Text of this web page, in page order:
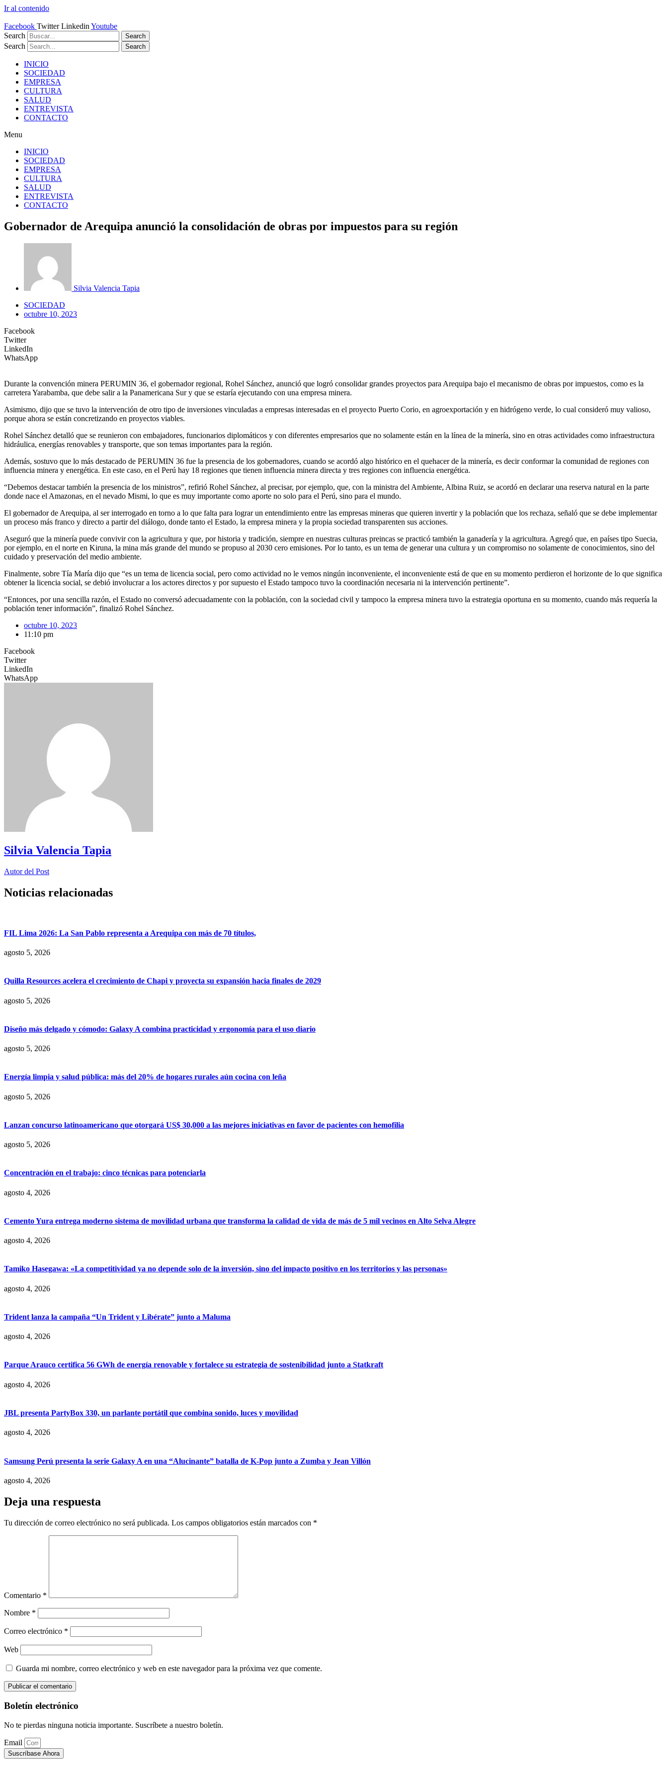
Ir al contenido
Facebook Twitter Linkedin Youtube
Search
Search
Search Search
INICIO
SOCIEDAD
EMPRESA
CULTURA
SALUD
ENTREVISTA
CONTACTO
Menu
INICIO
SOCIEDAD
EMPRESA
CULTURA
SALUD
ENTREVISTA
CONTACTO
Gobernador de Arequipa anunció la consolidación de obras por impuestos para su región
Silvia Valencia Tapia
SOCIEDAD
octubre 10, 2023
Facebook
Twitter
LinkedIn
WhatsApp
Durante la convención minera PERUMIN 36, el gobernador regional, Rohel Sánchez, anunció que logró consolidar grandes proyectos para Arequipa bajo el mecanismo de obras por impuestos, como es la
carretera Yarabamba, que debe salir a la Panamericana Sur y que se estaría ejecutando con una empresa minera.
Asimismo, dijo que se tuvo la intervención de otro tipo de inversiones vinculadas a empresas interesadas en el proyecto Puerto Corio, en agroexportación y en hidrógeno verde, lo cual consideró muy valioso,
porque ahora se están concretizando en proyectos viables.
Rohel Sánchez detalló que se reunieron con embajadores, funcionarios diplomáticos y con diferentes empresarios que no solamente están en la línea de la minería, sino en otras actividades como infraestructura
hidráulica, energías renovables y transporte, que son temas importantes para la región.
Además, sostuvo que lo más destacado de PERUMIN 36 fue la presencia de los gobernadores, cuando se acordó algo histórico en el quehacer de la minería, es decir conformar la comunidad de regiones con
influencia minera y energética. En este caso, en el Perú hay 18 regiones que tienen influencia minera directa y tres regiones con influencia energética.
“Debemos destacar también la presencia de los ministros”, refirió Rohel Sánchez, al precisar, por ejemplo, que, con la ministra del Ambiente, Albina Ruiz, se acordó en declarar una reserva natural en la parte
donde nace el Amazonas, en el nevado Mismi, lo que es muy importante como aporte no solo para el Perú, sino para el mundo.
El gobernador de Arequipa, al ser interrogado en torno a lo que falta para lograr un entendimiento entre las empresas mineras que quieren invertir y la población que los rechaza, señaló que se debe implementar
un proceso más franco y directo a partir del diálogo, donde tanto el Estado, la empresa minera y la propia sociedad transparenten sus acciones.
Aseguró que la minería puede convivir con la agricultura y que, por historia y tradición, siempre en nuestras culturas preincas se practicó también la ganadería y la agricultura. Agregó que, en países tipo Suecia,
por ejemplo, en el norte en Kiruna, la mina más grande del mundo se propuso al 2030 cero emisiones. Por lo tanto, es un tema de generar una cultura y un compromiso no solamente de conocimientos, sino del
cuidado y preservación del medio ambiente.
Finalmente, sobre Tía María dijo que “es un tema de licencia social, pero como actividad no le vemos ningún inconveniente, el inconveniente está de que en su momento perdieron el horizonte de lo que significa
obtener la licencia social, se debió involucrar a los actores directos y por supuesto el Estado tampoco tuvo la coordinación necesaria ni la intervención pertinente”.
“Entonces, por una sencilla razón, el Estado no conversó adecuadamente con la población, con la sociedad civil y tampoco la empresa minera tuvo la estrategia oportuna en su momento, cuando más requería la
población tener información”, finalizó Rohel Sánchez.
octubre 10, 2023
11:10 pm
Facebook
Twitter
LinkedIn
WhatsApp
Silvia Valencia Tapia
Autor del Post
Noticias relacionadas
FIL Lima 2026: La San Pablo representa a Arequipa con más de 70 títulos,
agosto 5, 2026
Quilla Resources acelera el crecimiento de Chapi y proyecta su expansión hacia finales de 2029
agosto 5, 2026
Diseño más delgado y cómodo: Galaxy A combina practicidad y ergonomía para el uso diario
agosto 5, 2026
Energía limpia y salud pública: más del 20% de hogares rurales aún cocina con leña
agosto 5, 2026
Lanzan concurso latinoamericano que otorgará US$ 30,000 a las mejores iniciativas en favor de pacientes con hemofilia
agosto 5, 2026
Concentración en el trabajo: cinco técnicas para potenciarla
agosto 4, 2026
Cemento Yura entrega moderno sistema de movilidad urbana que transforma la calidad de vida de más de 5 mil vecinos en Alto Selva Alegre
agosto 4, 2026
Tamiko Hasegawa: «La competitividad ya no depende solo de la inversión, sino del impacto positivo en los territorios y las personas»
agosto 4, 2026
Trident lanza la campaña “Un Trident y Libérate” junto a Maluma
agosto 4, 2026
Parque Arauco certifica 56 GWh de energía renovable y fortalece su estrategia de sostenibilidad junto a Statkraft
agosto 4, 2026
JBL presenta PartyBox 330, un parlante portátil que combina sonido, luces y movilidad
agosto 4, 2026
Samsung Perú presenta la serie Galaxy A en una “Alucinante” batalla de K-Pop junto a Zumba y Jean Villón
agosto 4, 2026
Deja una respuesta
Tu dirección de correo electrónico no será publicada. Los campos obligatorios están marcados con *
Comentario *
Nombre *
Correo electrónico *
Web
Guarda mi nombre, correo electrónico y web en este navegador para la próxima vez que comente.
Boletín electrónico
No te pierdas ninguna noticia importante. Suscríbete a nuestro boletín.
Email
Suscríbase Ahora